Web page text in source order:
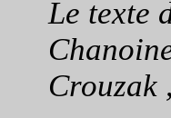
Le texte
Crouzak